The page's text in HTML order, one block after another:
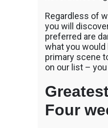
Regardless of
you will
preferred are
what you would
primary scene
on our list –
Four